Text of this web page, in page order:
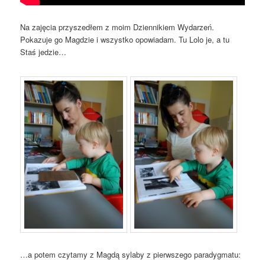
Na zajęcia przyszedłem z moim Dziennikiem Wydarzeń.
Pokazuje go Magdzie i wszystko opowiadam. Tu Lolo je, a tu
Staś jedzie…
…a potem czytamy z Magdą sylaby z pierwszego paradygmatu: